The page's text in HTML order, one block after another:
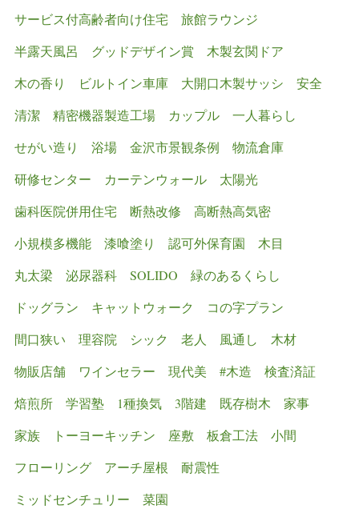
サービス付高齢者向け住宅
旅館ラウンジ
半露天風呂
グッドデザイン賞
木製玄関ドア
木の香り
ビルトイン車庫 大開口木製サッシ
安全
清潔
精密機器製造工場 カップル
一人暮らし
せがい造り
浴場 金沢市景観条例
物流倉庫
研修センター
カーテンウォール
太陽光
歯科医院併用住宅
断熱改修
高断熱高気密
小規模多機能
漆喰塗り 認可外保育園
木目
丸太梁
泌尿器科 SOLIDO
緑のあるくらし
ドッグラン
キャットウォーク
コの字プラン
間口狭い
理容院 シック 老人 風通し
木材
物販店舗
ワインセラー 現代美 #木造
検査済証
焙煎所
学習塾 1種換気 3階建 既存樹木
家事
家族
トーヨーキッチン 座敷 板倉工法
小間
フローリング
アーチ屋根
耐震性
ミッドセンチュリー
菜園